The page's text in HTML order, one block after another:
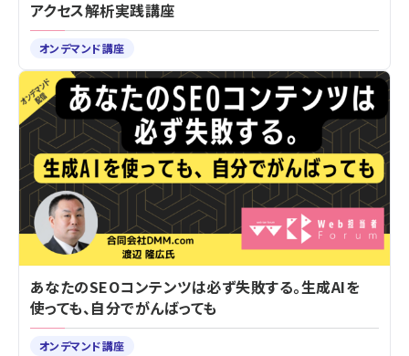
アクセス解析実践講座
オンデマンド講座
あなたのSEOコンテンツは必ず失敗する。生成AIを
使っても、自分でがんばっても
オンデマンド講座